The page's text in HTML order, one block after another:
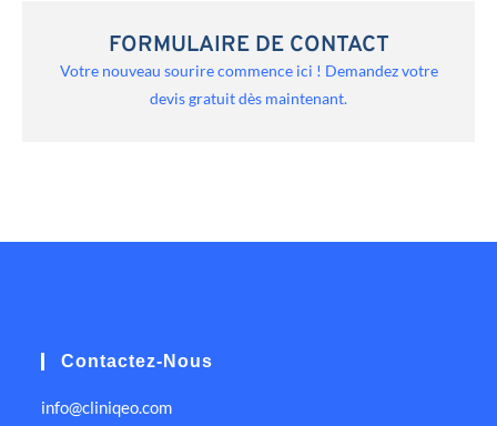
FORMULAIRE DE CONTACT
Votre nouveau sourire commence ici ! Demandez votre
devis gratuit dès maintenant.
Contactez-Nous
info@cliniqeo.com